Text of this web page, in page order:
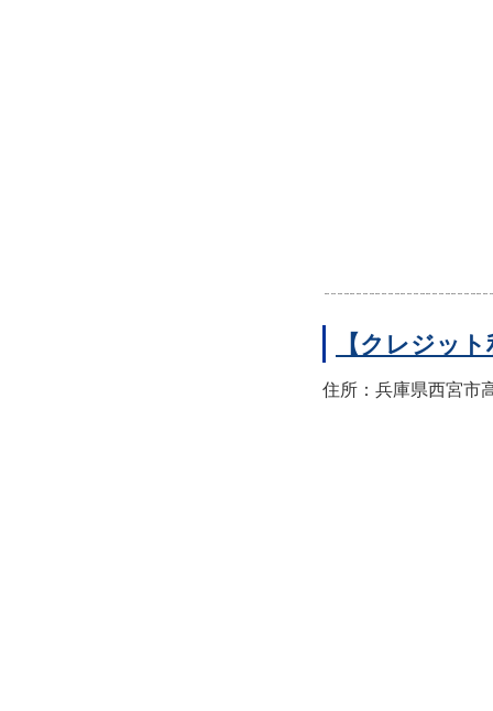
【クレジッ
住所：兵庫県西宮市